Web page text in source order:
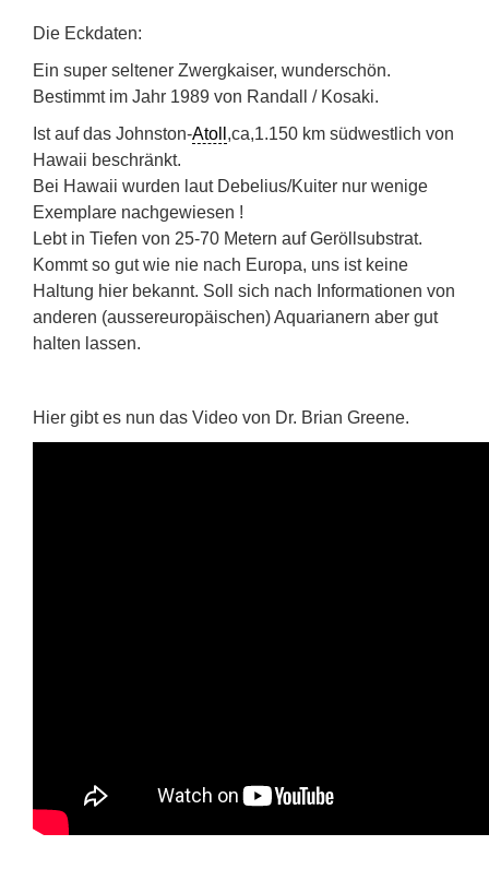
Die Eckdaten:
Ein super seltener Zwergkaiser, wunderschön.
Bestimmt im Jahr 1989 von Randall / Kosaki.
Ist auf das Johnston-Atoll ,ca,1.150 km südwestlich von
Hawaii beschränkt.
Bei Hawaii wurden laut Debelius/Kuiter nur wenige
Exemplare nachgewiesen !
Lebt in Tiefen von 25-70 Metern auf Geröllsubstrat.
Kommt so gut wie nie nach Europa, uns ist keine
Haltung hier bekannt. Soll sich nach Informationen von
anderen (aussereuropäischen) Aquarianern aber gut
halten lassen.
Hier gibt es nun das Video von Dr. Brian Greene.